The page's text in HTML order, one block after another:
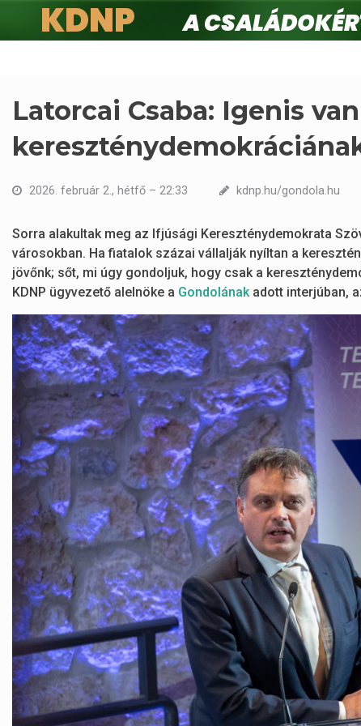
KDNP
A családokért.
Latorcai Csaba: Igenis
2026. február 2., hétfő – 22:33 kdnp.hu/gondola.hu
Sorra alakultak meg az Ifjúsági Kereszténydemokrata
városokban. Ha fiatalok százai vállalják nyíltan a
jövőnk; sőt, mi úgy gondoljuk, hogy csak a
KDNP ügyvezető alelnöke a Gondolánakadott interjúban,